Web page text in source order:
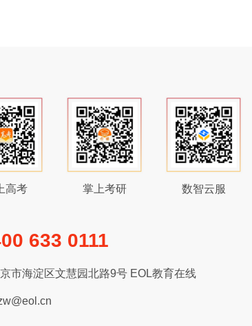
高考 掌上考研 数智云服
633 0111
市海淀区文慧园北路9号 EOL教育在线